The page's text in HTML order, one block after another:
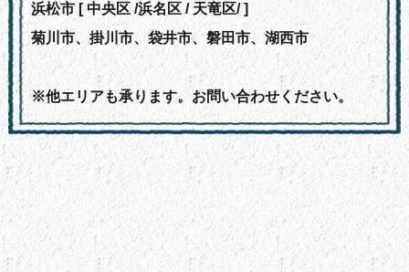
浜松市 [ 中央区 /浜名区 / 天竜区/ ]
菊川市、掛川市、袋井市、磐田市、湖西市
※他エリアも承ります。お問い合わせください。